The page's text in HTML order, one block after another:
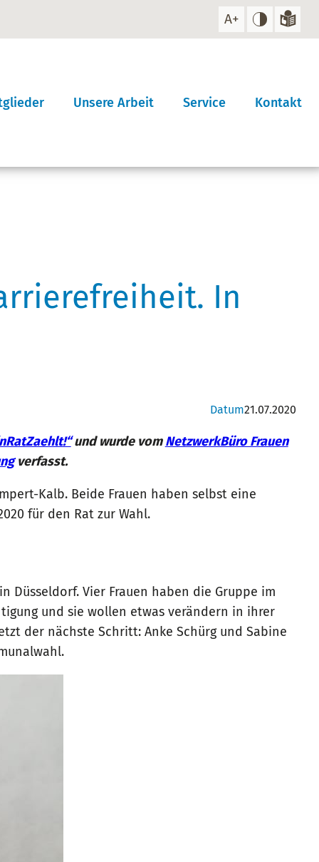
Unsere Arbeit
Projekt
Service
Infomaterial
Kontakt
In
Datum21.07.2020
und wurde vomNetzwerkBüro Frauen
verfasst.
Kalb. Beide Frauen haben selbst eine
für den Rat zur Wahl.
Düsseldorf. Vier Frauen haben die Gruppe im
und sie wollen etwas verändern in ihrer
der nächste Schritt: Anke Schürg und Sabine